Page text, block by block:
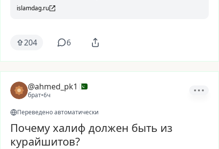
islamdag.ru
204 6
@ahmed_pk1
брат•6ч
Переведено автоматически
Почему халиф должен быть из
курайшитов?